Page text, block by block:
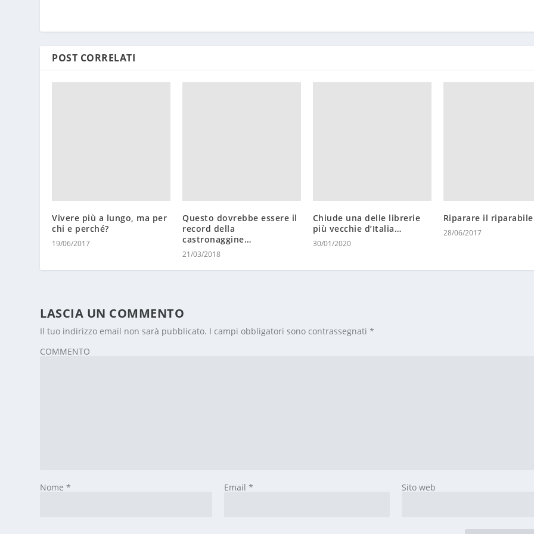
POST CORRELATI
Vivere più a lungo, ma per
chi e perché?
19/06/2017
Questo dovrebbe essere il
record della
castronaggine…
21/03/2018
Chiude una delle librerie
più vecchie d’Italia…
30/01/2020
Riparare il
28/06/2017
LASCIA UN COMMENTO
Il tuo indirizzo email non sarà pubblicato. I campi obbligatori sono contrassegnati*
COMMENTO
Nome* Email * Sito web